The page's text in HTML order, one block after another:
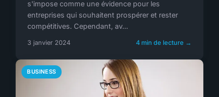
s'impose comme une évidence pour les
entreprises qui souhaitent prospérer et rester
compétitives. Cependant, av...
3 janvier 2024 4 min de lecture →
BUSINESS